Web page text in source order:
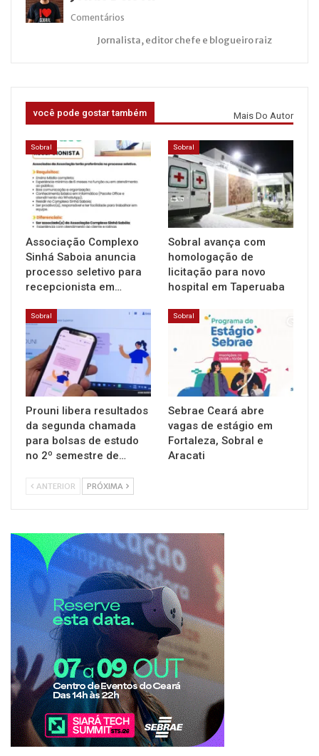
Comentários
Jornalista, editor chefe e blogueiro raiz
você pode gostar também Mais Do Autor
Sobral
Associação Complexo
Sinhá Saboia anuncia
processo seletivo para
recepcionista em…
Sobral
Sobral avança com
homologação de
licitação para novo
hospital em Taperuaba
Sobral
Prouni libera resultados
da segunda chamada
para bolsas de estudo
no 2º semestre de…
Sobral
Sebrae Ceará abre
vagas de estágio em
Fortaleza, Sobral e
Aracati
ANTERIOR PRÓXIMA